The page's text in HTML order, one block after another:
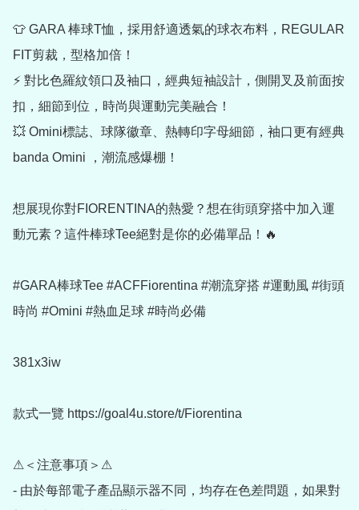
👕 GARA 棒球T恤，採用舒適透氣的球衣布料，REGULAR
FIT剪裁，型格加倍！
⚡ 對比色羅紋領口及袖口，經典短袖設計，側開叉及前面按
扣，細節到位，時尚與運動完美融合！
💥 Omini標誌、球隊徽章、熱轉印字母細節，袖口更有經典
banda Omini ，潮流感爆棚！
想展現你對FIORENTINA的熱愛？想在街頭穿搭中加入運
動元素？這件棒球Tee絕對是你的必備單品！🔥
#GARA棒球Tee #ACFFiorentina #潮流穿搭 #運動風 #街頭
時尚 #Omini #熱血足球 #時尚必備
381x3iw
款式一覽 https://goal4u.store/t/Fiorentina
⚠＜注意事項＞⚠
- 由於每部電子產品顯示器不同，均存在色差問題，如果對